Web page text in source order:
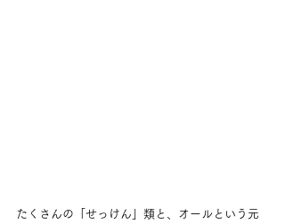
たくさんの「せっけん」類と、オールという元